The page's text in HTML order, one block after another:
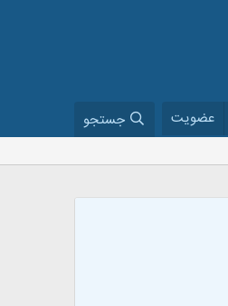
عضویت جستجو